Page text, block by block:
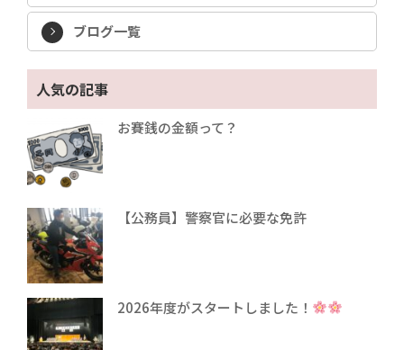
ブログ一覧
人気の記事
お賽銭の金額って？
【公務員】警察官に必要な免許
2026年度がスタートしました！